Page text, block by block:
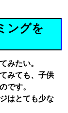
ングを
みたい。
みても、子供
です。
はとても少な